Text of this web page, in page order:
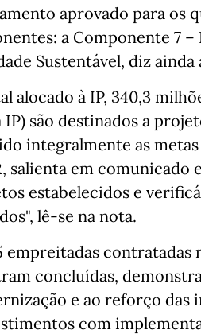
aprovado para os
a Componente 7
Sustentável, diz
alocado à IP, 340,3
IP) são destinados a
integralmente as
salienta em comunicado
estabelecidos e
lê-se na nota.
empreitadas contratadas
concluídas,
e ao reforço
com